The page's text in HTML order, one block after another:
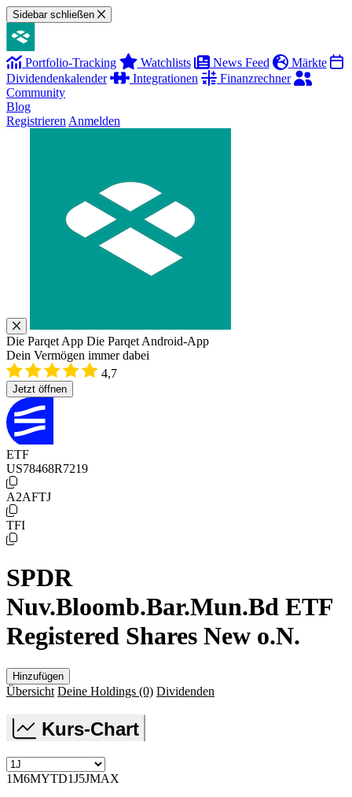
Sidebar schließen
Portfolio-Tracking Watchlists News Feed
Märkte
Dividendenkalender
Integrationen
Finanzrechner
Community
Blog
Registrieren Anmelden
Die Parqet App Die Parqet Android-App
Dein Vermögen immer dabei
4,7
Jetzt öffnen
ETF
US78468R7219
A2AFTJ
TFI
SPDR
Nuv.Bloomb.Bar.Mun.Bd ETF
Registered Shares New o.N.
Hinzufügen
Übersicht Deine Holdings (0) Dividenden
Kurs-Chart
1M6MYTD1J5JMAX